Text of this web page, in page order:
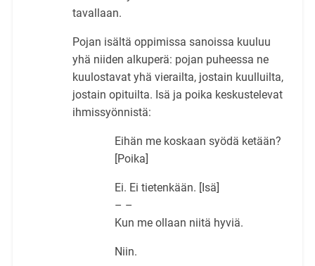
tavallaan.
Pojan isältä oppimissa sanoissa kuuluu
yhä niiden alkuperä: pojan puheessa ne
kuulostavat yhä vierailta, jostain kuulluilta,
jostain opituilta. Isä ja poika keskustelevat
ihmissyönnistä:
Eihän me koskaan syödä ketään?
[Poika]
Ei. Ei tietenkään. [Isä]
– –
Kun me ollaan niitä hyviä.
Niin.